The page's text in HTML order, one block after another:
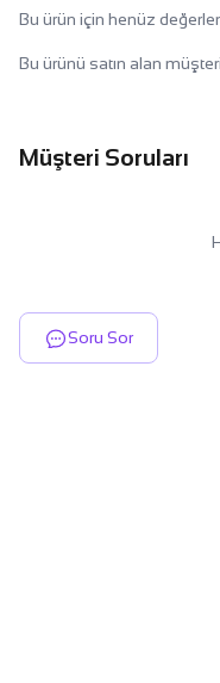
Bu ürün için henüz
Bu ürünü satın alan
Müşteri Soruları
Soru Sor